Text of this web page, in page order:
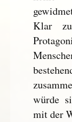
Klar
würde
mit der